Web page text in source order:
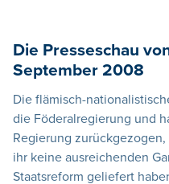
Die Presseschau
September 2008
Die flämisch-
die Föderalregierung und
Regierung
ihr keine ausreichenden
Staatsreform geliefert